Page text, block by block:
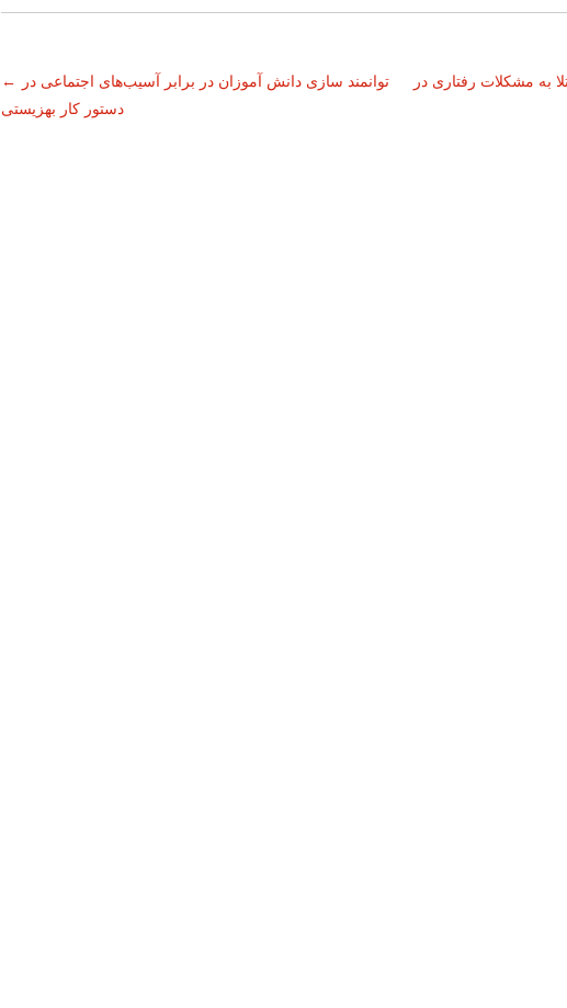
←
توانمند سازی دانش آموزان در برابر آسیب‌های اجتماعی در
دستور کار بهزیستی
به مشکلات رفتاری در